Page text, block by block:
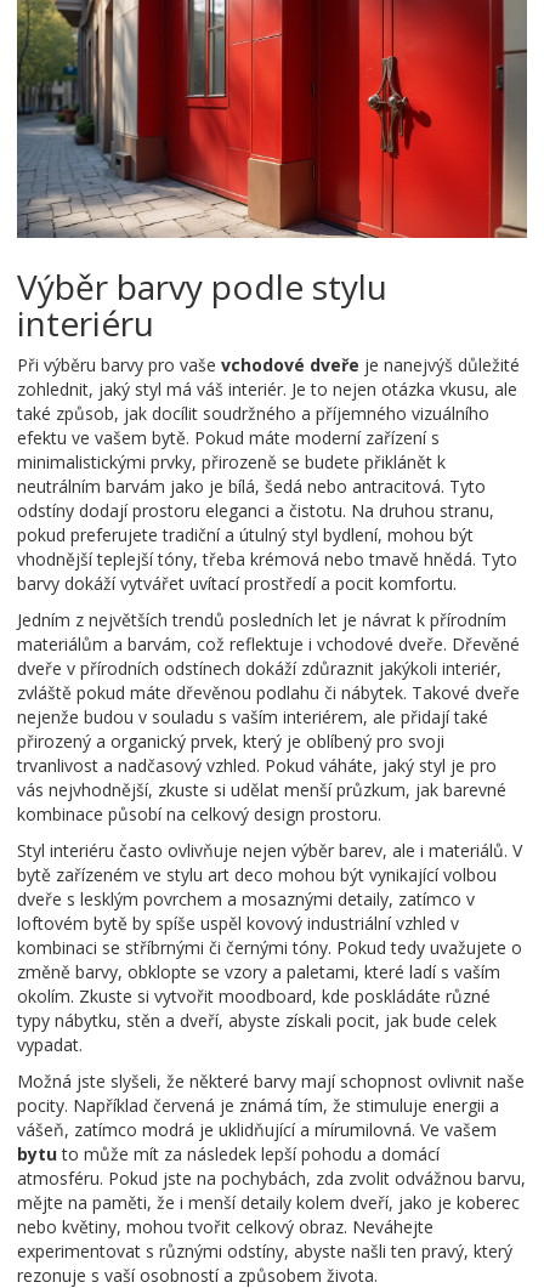
Výběr barvy podle stylu
interiéru
Při výběru barvy pro vaše vchodové dveře je nanejvýš důležité
zohlednit, jaký styl má váš interiér. Je to nejen otázka vkusu, ale
také způsob, jak docílit soudržného a příjemného vizuálního
efektu ve vašem bytě. Pokud máte moderní zařízení s
minimalistickými prvky, přirozeně se budete přiklánět k
neutrálním barvám jako je bílá, šedá nebo antracitová. Tyto
odstíny dodají prostoru eleganci a čistotu. Na druhou stranu,
pokud preferujete tradiční a útulný styl bydlení, mohou být
vhodnější teplejší tóny, třeba krémová nebo tmavě hnědá. Tyto
barvy dokáží vytvářet uvítací prostředí a pocit komfortu.
Jedním z největších trendů posledních let je návrat k přírodním
materiálům a barvám, což reflektuje i vchodové dveře. Dřevěné
dveře v přírodních odstínech dokáží zdůraznit jakýkoli interiér,
zvláště pokud máte dřevěnou podlahu či nábytek. Takové dveře
nejenže budou v souladu s vaším interiérem, ale přidají také
přirozený a organický prvek, který je oblíbený pro svoji
trvanlivost a nadčasový vzhled. Pokud váháte, jaký styl je pro
vás nejvhodnější, zkuste si udělat menší průzkum, jak barevné
kombinace působí na celkový design prostoru.
Styl interiéru často ovlivňuje nejen výběr barev, ale i materiálů. V
bytě zařízeném ve stylu art deco mohou být vynikající volbou
dveře s lesklým povrchem a mosaznými detaily, zatímco v
loftovém bytě by spíše uspěl kovový industriální vzhled v
kombinaci se stříbrnými či černými tóny. Pokud tedy uvažujete o
změně barvy, obklopte se vzory a paletami, které ladí s vaším
okolím. Zkuste si vytvořit moodboard, kde poskládáte různé
typy nábytku, stěn a dveří, abyste získali pocit, jak bude celek
vypadat.
Možná jste slyšeli, že některé barvy mají schopnost ovlivnit naše
pocity. Například červená je známá tím, že stimuluje energii a
vášeň, zatímco modrá je uklidňující a mírumilovná. Ve vašem
bytuto může mít za následek lepší pohodu a domácí
atmosféru. Pokud jste na pochybách, zda zvolit odvážnou barvu,
mějte na paměti, že i menší detaily kolem dveří, jako je koberec
nebo květiny, mohou tvořit celkový obraz. Neváhejte
experimentovat s různými odstíny, abyste našli ten pravý, který
rezonuje s vaší osobností a způsobem života.